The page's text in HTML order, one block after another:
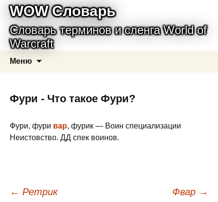
WOW Словарь
Словарь терминов и сленга World of
Warcraft
Меню
Фури - Что такое Фури?
Фури, фури вар, фурик — Воин специализации
Неистовство. ДД спек воинов.
Навигация
← Ретрик Фвар →